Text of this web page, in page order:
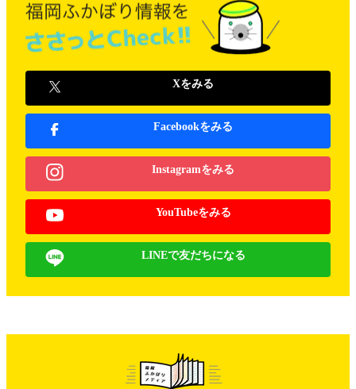
Xをみる
Facebookをみる
Instagramをみる
YouTubeをみる
LINEで友だちになる